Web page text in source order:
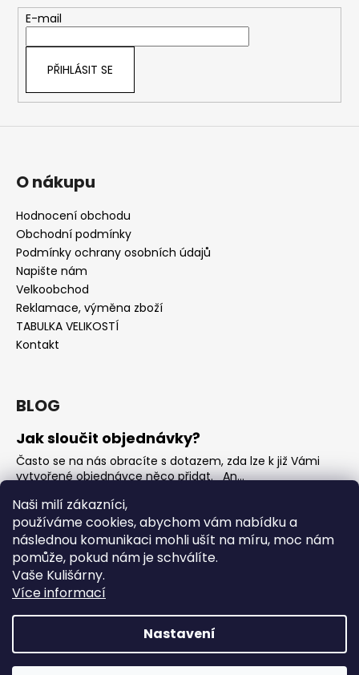
Naši milí zákazníci,
používáme cookies, abychom vám nabídku a
následnou komunikaci mohli ušít na míru, moc nám
pomůže, pokud nám je schválíte.
Vaše Kulišárny.
Více informací
Nastavení
E-mail
PŘIHLÁSIT SE
O nákupu
Hodnocení obchodu
Obchodní podmínky
Podmínky ochrany osobních údajů
Napište nám
Velkoobchod
Reklamace, výměna zboží
TABULKA VELIKOSTÍ
Kontakt
BLOG
Jak sloučit objednávky?
Často se na nás obracíte s dotazem, zda lze k již Vámi
vytvořené objednávce něco přidat. An...
Jak vybrat rostoucí overal na jaro?
Nejčastější otázka, kterou od Vás teď dostáváme je, jak
vybrat rostoucí overal na nadcházející jarní...
OVERALY jaké jsou mezi nimi rozdíly
Overaly jsou velmi oblíbeným kouskem. Snadno se
oblékají, nevykasávají se a přebalování je hračka. ...
Copyright 2026Kulišárny. Všechna práva vyhrazena.